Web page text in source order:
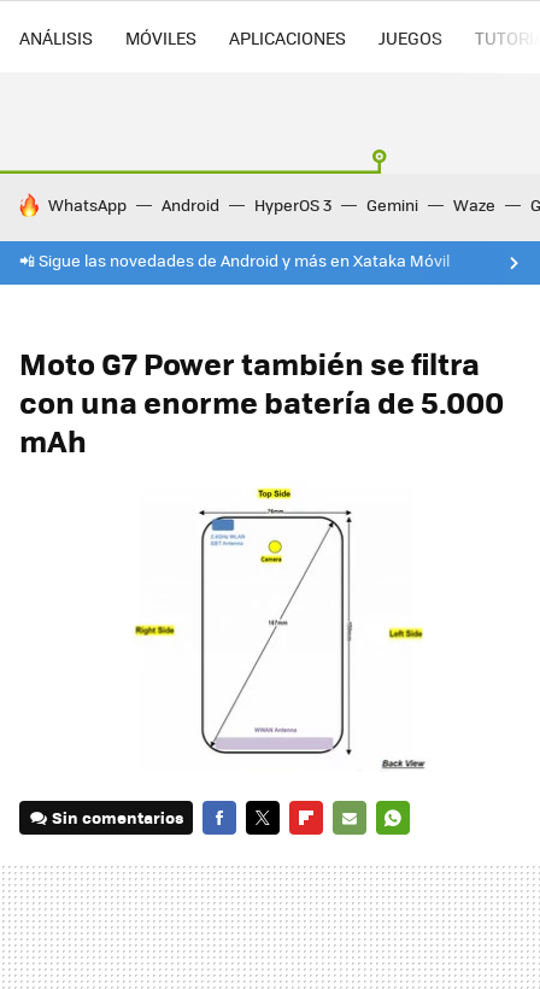
ANÁLISIS MÓVILES APLICACIONES JUEGOS
HOY SE HABLA DE
WhatsApp Android HyperOS 3 Gemini Waze
📲 Sigue las novedades de Android y más en Xataka Móvil
Moto G7 Power también se filtra
con una enorme batería de 5.000
mAh
Sin comentarios
MAIL